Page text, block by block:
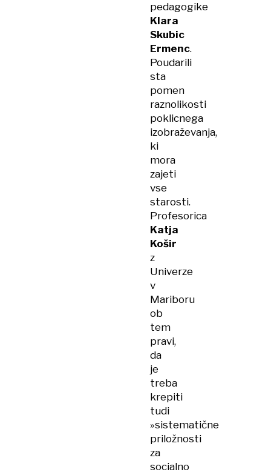
pedagogike
Klara
Skubic
Ermenc.
Poudarili
sta
pomen
raznolikosti
poklicnega
izobraževanja,
ki
mora
zajeti
vse
starosti.
Profesorica
Katja
Košir
z
Univerze
v
Mariboru
ob
tem
pravi,
da
je
treba
krepiti
tudi
»sistematične
priložnosti
za
socialno